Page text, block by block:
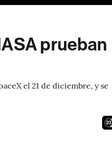
prueban
el 21 de diciembre, y se
21